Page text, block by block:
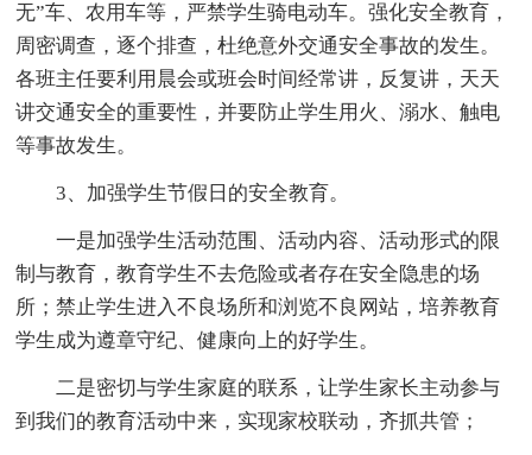
无”车、农用车等，严禁学生骑电动车。强化安全教育，
周密调查，逐个排查，杜绝意外交通安全事故的发生。
各班主任要利用晨会或班会时间经常讲，反复讲，天天
讲交通安全的重要性，并要防止学生用火、溺水、触电
等事故发生。
3、加强学生节假日的安全教育。
一是加强学生活动范围、活动内容、活动形式的限
制与教育，教育学生不去危险或者存在安全隐患的场
所；禁止学生进入不良场所和浏览不良网站，培养教育
学生成为遵章守纪、健康向上的好学生。
二是密切与学生家庭的联系，让学生家长主动参与
到我们的教育活动中来，实现家校联动，齐抓共管；